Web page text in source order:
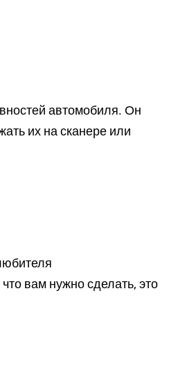
автомобиля. Он
их на сканере или
вам нужно сделать, это